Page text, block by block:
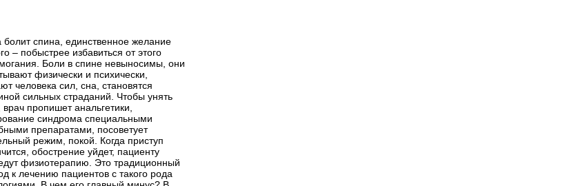
болит спина, единственное желание
– побыстрее избавиться от этого
Боли в спине невыносимы, они
физически и психически,
человека сил, сна, становятся
сильных страданий. Чтобы унять
врач пропишет анальгетики,
синдрома специальными
препаратами, посоветует
режим, покой. Когда приступ
обострение уйдет, пациенту
физиотерапию. Это традиционный
к лечению пациентов с такого рода